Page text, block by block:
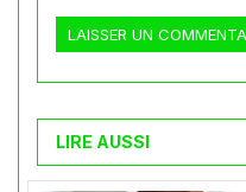
LIRE AUSSI